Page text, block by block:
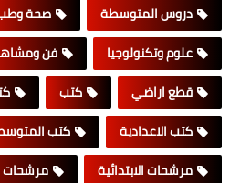
دروس المتوسطة
صحة
علوم وتكنولوجيا
فن
قطع اراضي
كتب
كتب الاعدادية
كتب
مرشحات الابتدائية
مرشحات